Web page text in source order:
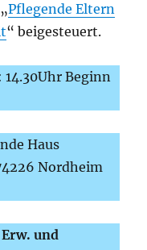
Pflegende Eltern
“ beigesteuert.
14.30Uhr Beginn
Haus
Nordheim
und